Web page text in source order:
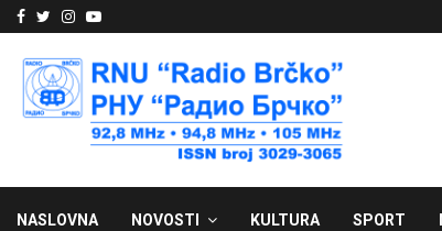
Facebook
Twitter
Instagram
Youtube
NASLOVNA NOVOSTI KULTURA SPORT